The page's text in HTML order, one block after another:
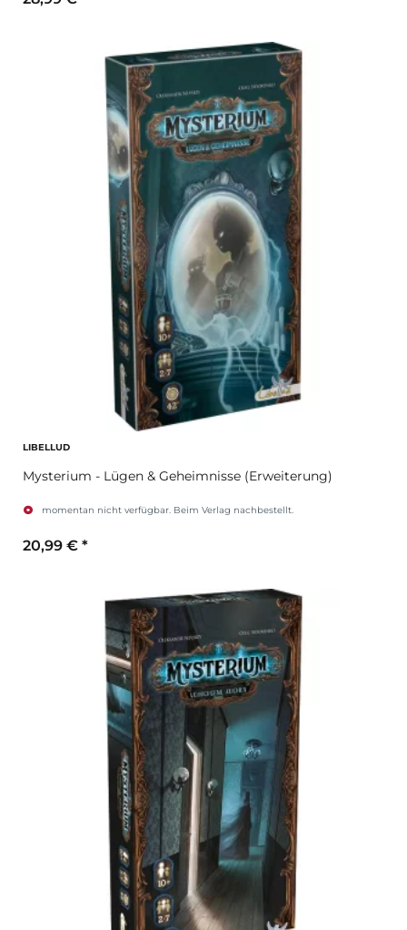
LIBELLUD
Mysterium - Lügen & Geheimnisse (Erweiterung)
momentan nicht verfügbar. Beim Verlag nachbestellt.
20,99 € *